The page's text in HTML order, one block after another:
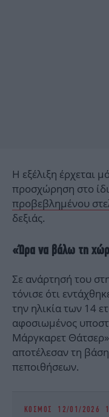
Η εξέλιξη έρχεται
προσχώρηση στο
προβεβλημένου
δεξιάς.
«Ώρα να βάλω τη
Σε ανάρτησή του
τόνισε ότι
την ηλικία των 14
αφοσιωμένος
Μάργκαρετ
αποτέλεσαν τη
πεποιθήσεων.
ΚΟΣΜΟΣ 12/01/2026